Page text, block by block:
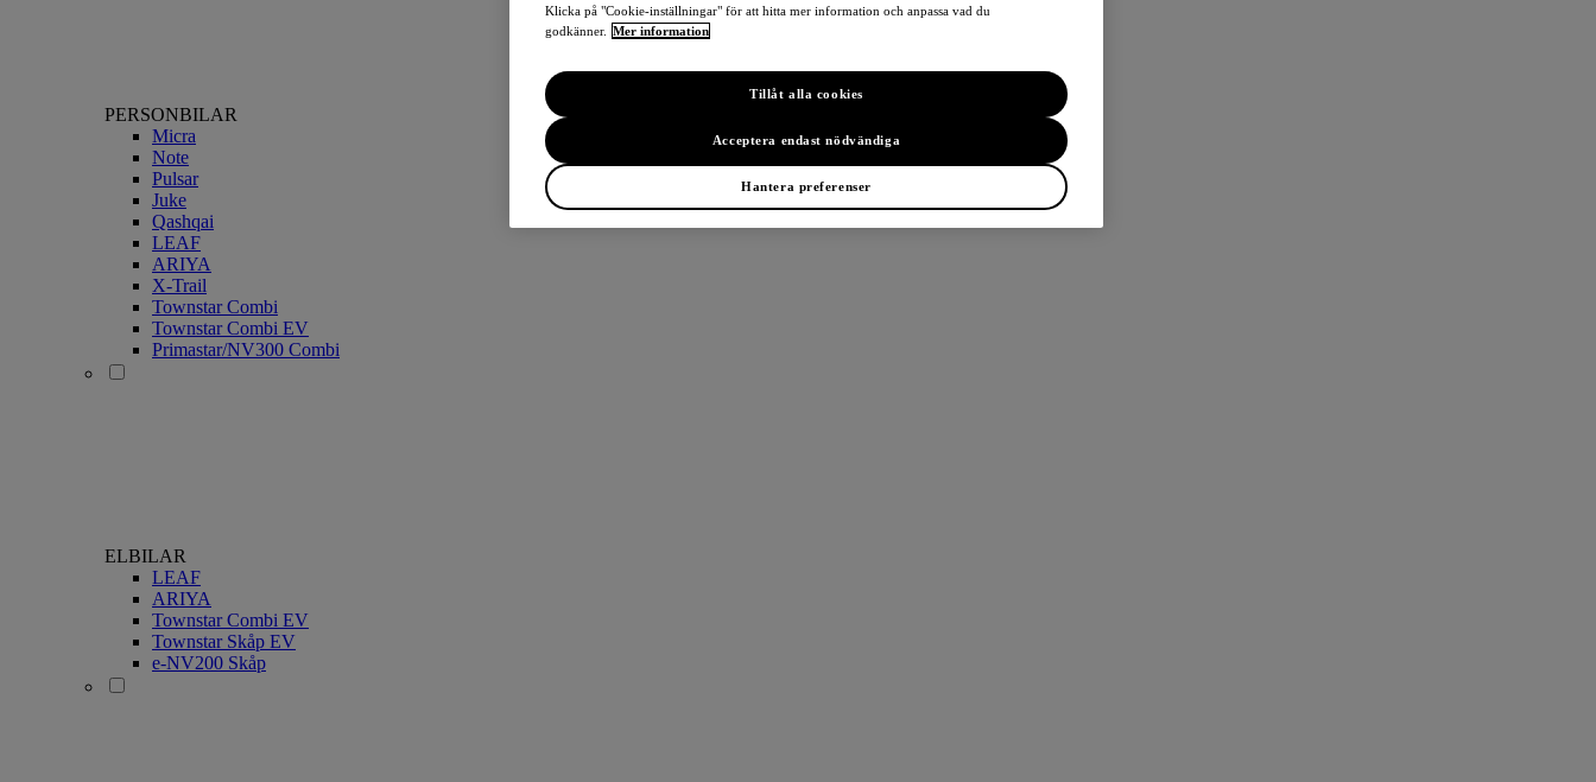
PERSONBILAR
Micra
Note
Pulsar
Juke
Qashqai
LEAF
ARIYA
X-Trail
Townstar Combi
Townstar Combi EV
Primastar/NV300 Combi
ELBILAR
LEAF
ARIYA
Townstar Combi EV
Townstar Skåp EV
e-NV200 Skåp
Klicka på "Cookie-inställningar" för att hitta mer information och anpassa vad du
godkänner. Mer information
Hantera preferenser
Acceptera endast nödvändiga
Tillåt alla cookies